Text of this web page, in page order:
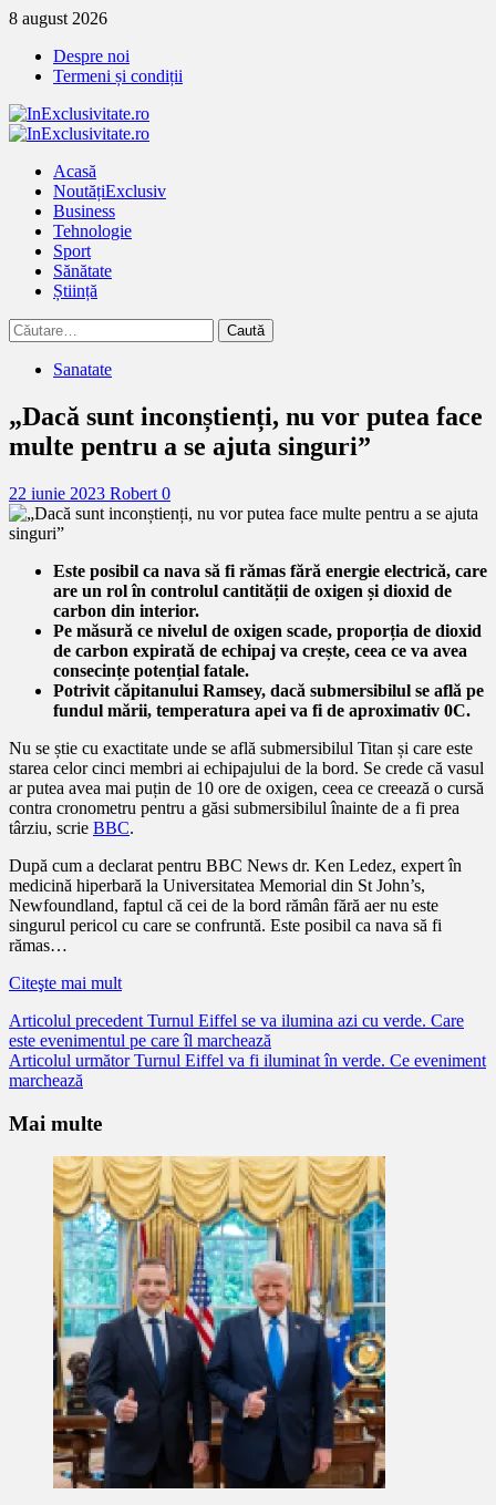
Treci
continut
8 august 2026
Despre noi
Termeni și condiții
Primary
Acasă
NoutățiExclusiv
Business
Tehnologie
Sport
Sănătate
Știință
Caută
după:
Sanatate
„Dacă sunt inconștienți, nu vor putea face
multe pentru a se ajuta singuri”
22 iunie 2023 Robert 0
Este posibil ca nava să fi rămas fără energie electrică, care
are un rol în controlul cantității de oxigen și dioxid de
carbon din interior.
Pe măsură ce nivelul de oxigen scade, proporția de dioxid
de carbon expirată de echipaj va crește, ceea ce va avea
consecințe potențial fatale.
Potrivit căpitanului Ramsey, dacă submersibilul se află pe
fundul mării, temperatura apei va fi de aproximativ 0C.
Nu se știe cu exactitate unde se află submersibilul Titan și care este
starea celor cinci membri ai echipajului de la bord. Se crede că vasul
ar putea avea mai puțin de 10 ore de oxigen, ceea ce creează o cursă
contra cronometru pentru a găsi submersibilul înainte de a fi prea
târziu, scrie BBC.
După cum a declarat pentru BBC News dr. Ken Ledez, expert în
medicină hiperbară la Universitatea Memorial din St John’s,
Newfoundland, faptul că cei de la bord rămân fără aer nu este
singurul pericol cu care se confruntă. Este posibil ca nava să fi
rămas…
Citeşte mai mult
Citește
mai
mult
Articolul precedent Turnul Eiffel se va ilumina azi cu verde. Care
este evenimentul pe care îl marchează
Articolul următorTurnul Eiffel va fi iluminat în verde. Ce eveniment
marchează
Mai multe